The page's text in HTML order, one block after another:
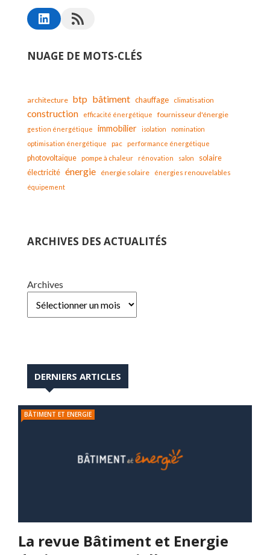
NUAGE DE MOTS-CLÉS
architecture btp bâtiment chauffage climatisation
construction efficacité énergétique fournisseur d'énergie
gestion énergétique immobilier isolation
nomination
optimisation énergétique
pac performance énergétique
photovoltaïque pompe à chaleur rénovation salon solaire
électricité énergie énergie solaire
énergies renouvelables
équipement
ARCHIVES DES ACTUALITÉS
Archives
DERNIERS ARTICLES
BÂTIMENT ET ENERGIE
La revue Bâtiment et Energie